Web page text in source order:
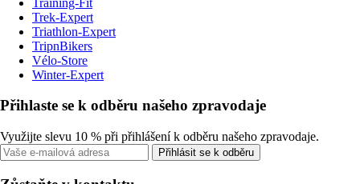
Trek-Expert
Triathlon-Expert
TripnBikers
Vélo-Store
Winter-Expert
Přihlaste se k odběru našeho zpravodaje
Využijte slevu 10 % při přihlášení k odběru našeho zpravodaje.
Přihlásit se k odběru